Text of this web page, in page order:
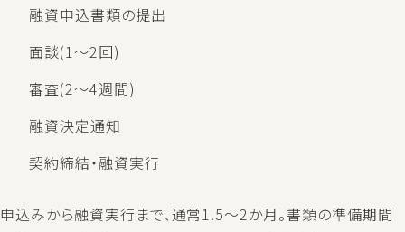
融資申込書類の提出
面談(1〜2回)
審査(2〜4週間)
融資決定通知
契約締結・融資実行
申込みから融資実行まで、通常1.5〜2か月。書類の準備期間